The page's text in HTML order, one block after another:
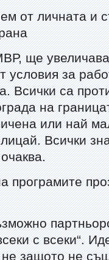
от личната и
ще
условия за
Всички са
на
или най
Всички
програмите
с всеки“.
защото не